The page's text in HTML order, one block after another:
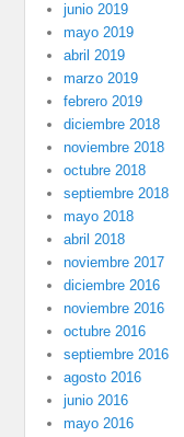
junio 2019
mayo 2019
abril 2019
marzo 2019
febrero 2019
diciembre 2018
noviembre 2018
octubre 2018
septiembre 2018
mayo 2018
abril 2018
noviembre 2017
diciembre 2016
noviembre 2016
octubre 2016
septiembre 2016
agosto 2016
junio 2016
mayo 2016